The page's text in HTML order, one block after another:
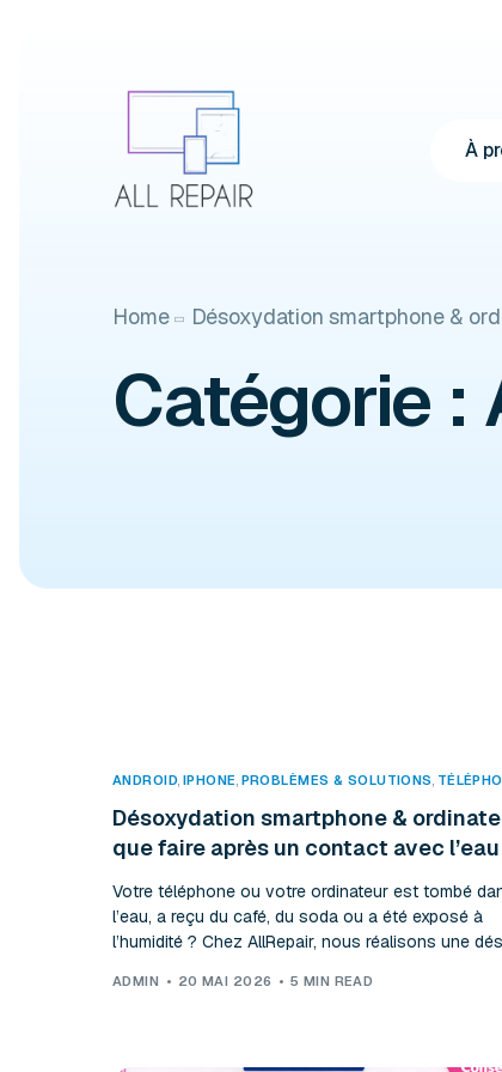
À
Home Désoxydation smartphone &
Catégorie :
ANDROID, IPHONE, PROBLÈMES & SOLUTIONS,
Désoxydation smartphone &
que faire après un contact avec l’eau
Votre téléphone ou votre ordinateur est tombé
l’eau, a reçu du café, du soda ou a été exposé à
l’humidité ? Chez AllRepair, nous réalisons une
ADMIN 20 MAI 2026 5 MIN READ